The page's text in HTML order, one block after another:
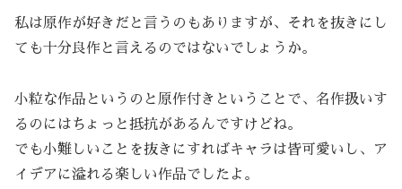
私は原作が好きだと言うのもありますが、それを抜きにし
ても十分良作と言えるのではないでしょうか。
小粒な作品というのと原作付きということで、名作扱いす
るのにはちょっと抵抗があるんですけどね。
でも小難しいことを抜きにすればキャラは皆可愛いし、ア
イデアに溢れる楽しい作品でしたよ。